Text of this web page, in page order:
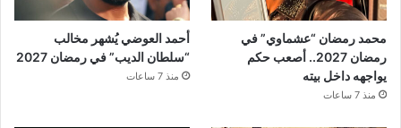
محمد رمضان “عشماوي” في
رمضان 2027.. أصعب حكم
يواجهه داخل بيته
منذ 7 ساعات
أحمد العوضي يُشهر مخالب
“سلطان الديب” في رمضان 2027
منذ 7 ساعات